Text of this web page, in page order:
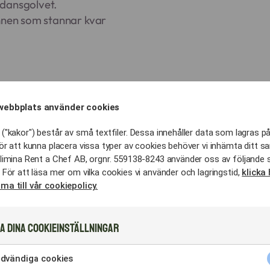
som stannar kvar
är ledordet krävs en catering som agerar med
i fokus, där varje komponent är laborerad för
osynlig men alltid närvarande, så att flödet i tal
fest erbjuder vi koncept som bryter isen.
som buffé:
av internationella smaker som skapar
använder cookies
består av små textfiler. Dessa innehåller data som lagras
att kunna placera vissa typer av cookies behöver vi inhämta ditt
Rent a Chef AB, orgnr. 559138-8243 använder oss av följande
att läsa mer om vilka cookies vi använder och lagringstid, klicka
till vår cookiepolicy.
dina cookieinställningar
cookies